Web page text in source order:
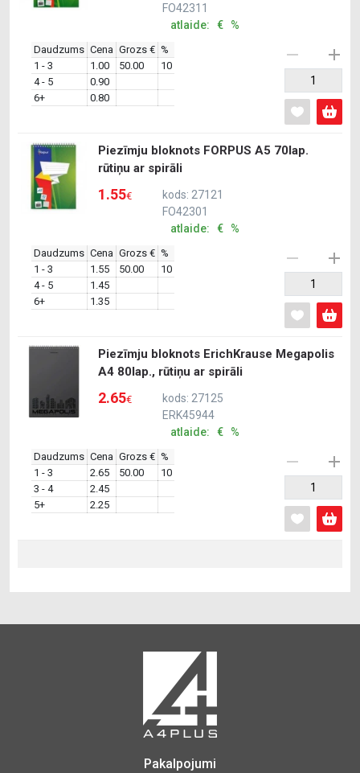
FO42311
atlaide: € %
Daudzums Cena Grozs € %
1 - 3
1.00 50.00
10
4 - 5
0.90
6+
0.80
Piezīmju bloknots FORPUS A5 70lap.
rūtiņu ar spirāli
1.55€
kods: 27121
FO42301
atlaide: € %
Daudzums Cena Grozs € %
1 - 3
1.55 50.00
10
4 - 5
1.45
6+
1.35
Piezīmju bloknots ErichKrause Megapolis
A4 80lap., rūtiņu ar spirāli
2.65€
kods: 27125
ERK45944
atlaide: € %
Daudzums Cena Grozs € %
1 - 3
2.65 50.00
10
3 - 4
2.45
5+
2.25
Pakalpojumi